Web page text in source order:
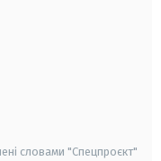
словами "Спецпроєкт"